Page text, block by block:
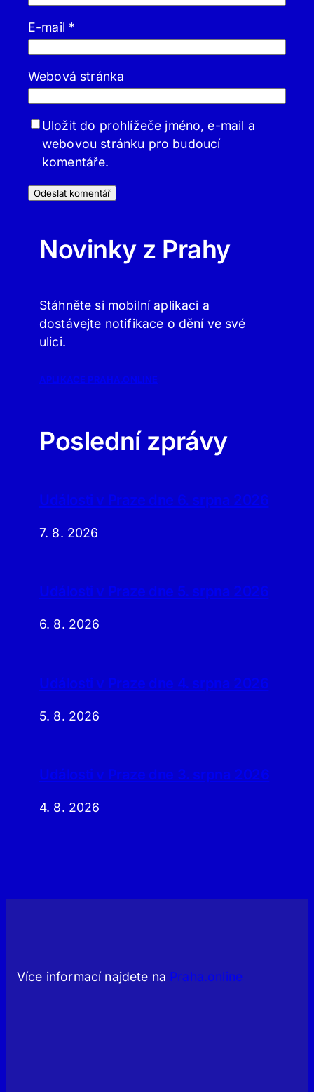
E-mail *
Webová stránka
Uložit do prohlížeče jméno, e-mail a
webovou stránku pro budoucí
komentáře.
Novinky z Prahy
Stáhněte si mobilní aplikaci a
dostávejte notifikace o dění ve své
ulici.
APLIKACE PRAHA.ONLINE
Poslední zprávy
Události v Praze dne 6. srpna 2026
7. 8. 2026
Události v Praze dne 5. srpna 2026
6. 8. 2026
Události v Praze dne 4. srpna 2026
5. 8. 2026
Události v Praze dne 3. srpna 2026
4. 8. 2026
Více informací najdete na Praha.online